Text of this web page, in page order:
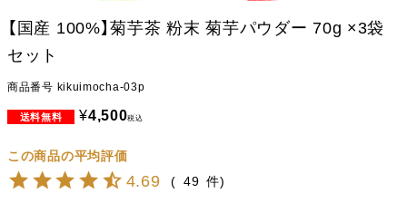
【国産 100%】菊芋茶 粉末 菊芋パウダー 70g ×3袋
セット
商品番号 kikuimocha-03p
¥4,500税込
4.69 49